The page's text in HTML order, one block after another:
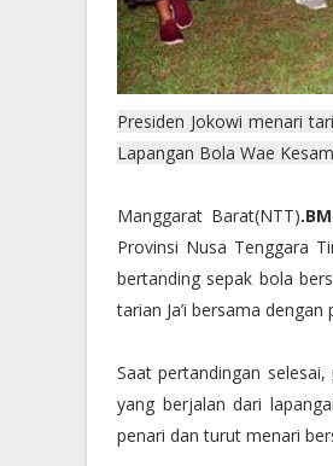
Presiden Jokowi menari
Lapangan Bola Wae
Manggarat Barat(NTT)
Provinsi Nusa Tenggara
bertanding sepak bola
tarian Ja’i bersama
Saat pertandingan
yang berjalan dari
penari dan turut menari